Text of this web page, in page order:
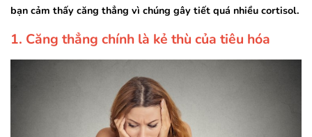
bạn cảm thấy căng thẳng vì chúng gây tiết quá nhiều cortisol.
1. Căng thẳng chính là kẻ thù của tiêu hóa